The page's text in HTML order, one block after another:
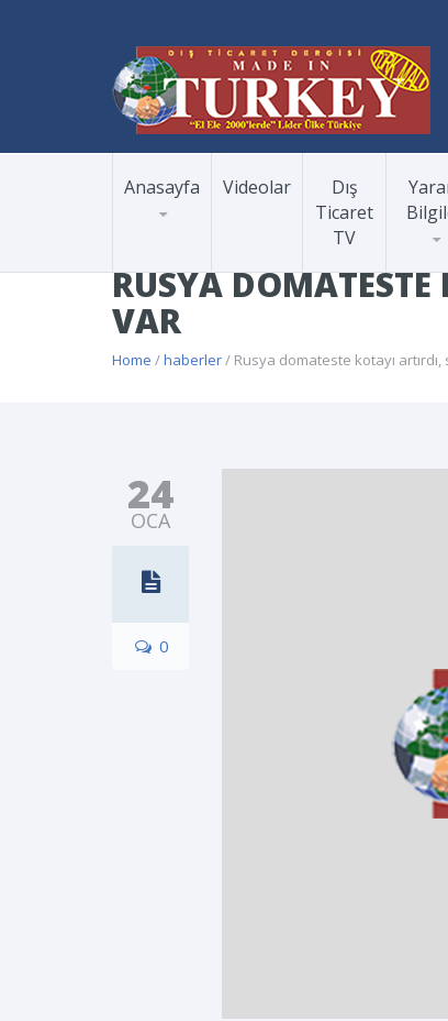
Anasayfa Videolar
Dış
Ticaret
TV
RUSYA
VAR
Home /haberler/ Rusya domateste kotayı
24
OCA
0